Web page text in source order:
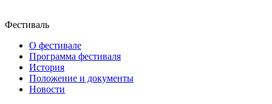
Фестиваль
О фестивале
Программа фестиваля
История
Положение и документы
Новости